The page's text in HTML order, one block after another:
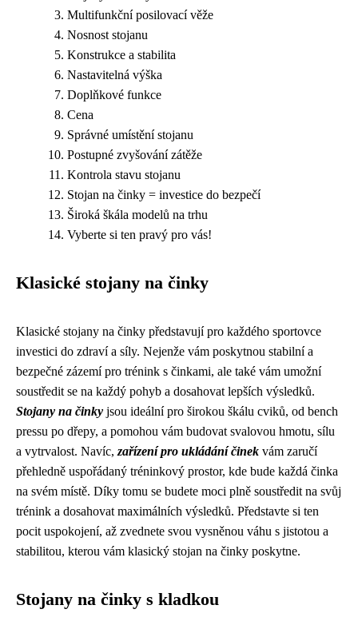
Multifunkční posilovací věže
Nosnost stojanu
Konstrukce a stabilita
Nastavitelná výška
Doplňkové funkce
Cena
Správné umístění stojanu
Postupné zvyšování zátěže
Kontrola stavu stojanu
Stojan na činky = investice do bezpečí
Široká škála modelů na trhu
Vyberte si ten pravý pro vás!
Klasické stojany na činky
Klasické stojany na činky představují pro každého sportovce
investici do zdraví a síly. Nejenže vám poskytnou stabilní a
bezpečné zázemí pro trénink s činkami, ale také vám umožní
soustředit se na každý pohyb a dosahovat lepších výsledků.
Stojany na činky jsou ideální pro širokou škálu cviků, od bench
pressu po dřepy, a pomohou vám budovat svalovou hmotu, sílu
a vytrvalost. Navíc, zařízení pro ukládání činek vám zaručí
přehledně uspořádaný tréninkový prostor, kde bude každá činka
na svém místě. Díky tomu se budete moci plně soustředit na svůj
trénink a dosahovat maximálních výsledků. Představte si ten
pocit uspokojení, až zvednete svou vysněnou váhu s jistotou a
stabilitou, kterou vám klasický stojan na činky poskytne.
Stojany na činky s kladkou